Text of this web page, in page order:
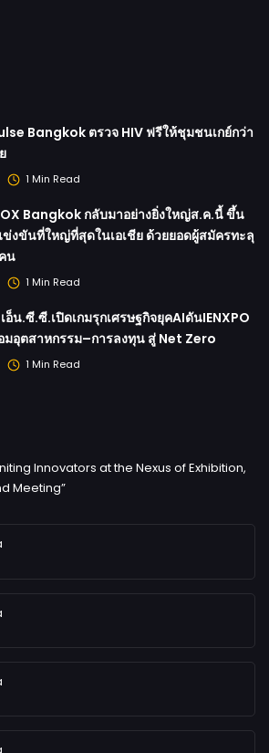
Bangkok ตรวจ HIV ฟรีให้ชุมชนเกย์กว่า
1 Min Read
Bangkok กลับมาอย่างยิ่งใหญ่ส.ค.นี้ ขึ้น
งขันที่ใหญ่ที่สุดในเอเชีย ด้วยยอดผู้สมัครทะลุ
น
1 Min Read
อ็น.ซี.ซี.เปิดเกมรุกเศรษฐกิจยุคAIดันIENXPO
มอุตสาหกรรม–การลงทุน สู่ Net Zero
1 Min Read
Innovators at the Nexus of Exhibition,
Meeting”